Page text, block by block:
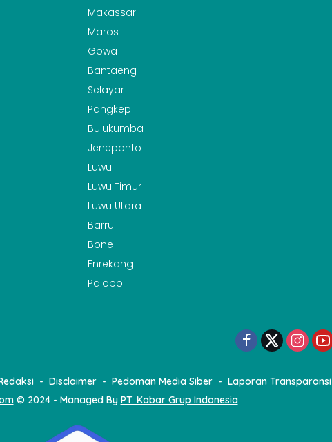
Makassar
Maros
Gowa
Bantaeng
Selayar
Pangkep
Bulukumba
Jeneponto
Luwu
Luwu Timur
Luwu Utara
Barru
Bone
Enrekang
Palopo
Disclaimer Pedoman Media Siber Laporan Transparansi
© 2024 - Managed By PT. Kabar Grup Indonesia